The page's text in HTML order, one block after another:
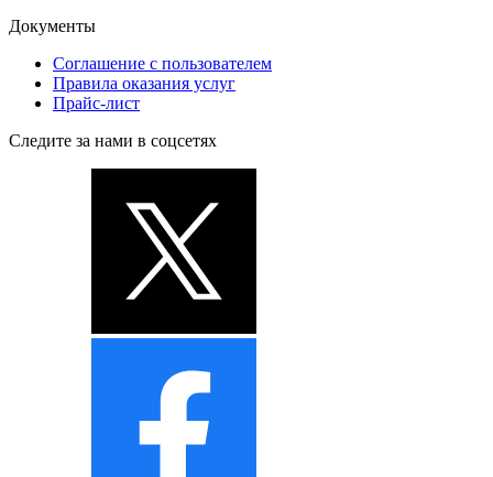
Документы
Соглашение с пользователем
Правила оказания услуг
Прайс-лист
Следите за нами в соцсетях